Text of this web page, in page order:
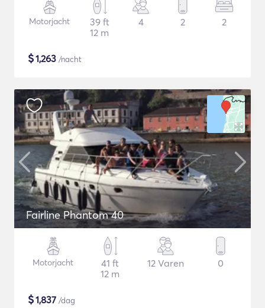
Motorjacht
39 ft
12 m
4 2 2
$1,263 /nacht
Fairline Phantom 40
Motorjacht
41 ft
12 m
12 Varen 0
$1,837 /dag